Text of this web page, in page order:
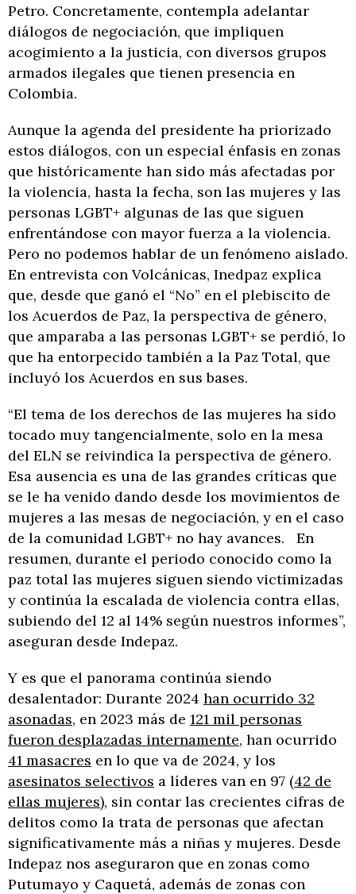
Petro. Concretamente, contempla adelantar
diálogos de negociación, que impliquen
acogimiento a la justicia, con diversos grupos
armados ilegales que tienen presencia en
Colombia.
Aunque la agenda del presidente ha priorizado
estos diálogos, con un especial énfasis en zonas
que históricamente han sido más afectadas por
la violencia, hasta la fecha, son las mujeres y las
personas LGBT+ algunas de las que siguen
enfrentándose con mayor fuerza a la violencia.
Pero no podemos hablar de un fenómeno aislado.
En entrevista con Volcánicas, Inedpaz explica
que, desde que ganó el “No” en el plebiscito de
los Acuerdos de Paz, la perspectiva de género,
que amparaba a las personas LGBT+ se perdió, lo
que ha entorpecido también a la Paz Total, que
incluyó los Acuerdos en sus bases.
“El tema de los derechos de las mujeres ha sido
tocado muy tangencialmente, solo en la mesa
del ELN se reivindica la perspectiva de género.
Esa ausencia es una de las grandes críticas que
se le ha venido dando desde los movimientos de
mujeres a las mesas de negociación, y en el caso
de la comunidad LGBT+ no hay avances. En
resumen, durante el periodo conocido como la
paz total las mujeres siguen siendo victimizadas
y continúa la escalada de violencia contra ellas,
subiendo del 12 al 14% según nuestros informes”,
aseguran desde Indepaz.
Y es que el panorama continúa siendo
desalentador: Durante 2024 han ocurrido 32
asonadas, en 2023 más de 121 mil personas
fueron desplazadas internamente, han ocurrido
41 masacres en lo que va de 2024, y los
asesinatos selectivos a líderes van en 97 (42 de
ellas mujeres), sin contar las crecientes cifras de
delitos como la trata de personas que afectan
significativamente más a niñas y mujeres. Desde
Indepaz nos aseguraron que en zonas como
Putumayo y Caquetá, además de zonas con